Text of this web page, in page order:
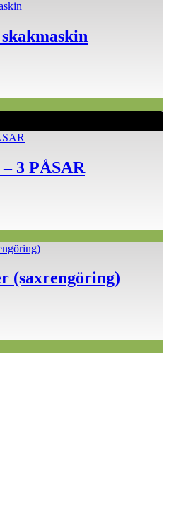
3 PÅSAR
(saxrengöring)